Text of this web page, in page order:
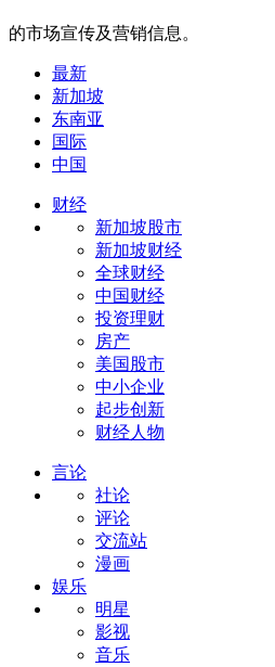
的市场宣传及营销信息。
最新
新加坡
东南亚
国际
中国
财经
新加坡股市
新加坡财经
全球财经
中国财经
投资理财
房产
美国股市
中小企业
起步创新
财经人物
言论
社论
评论
交流站
漫画
娱乐
明星
影视
音乐